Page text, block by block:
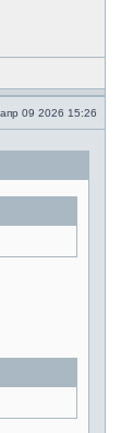
09 2026 15:26